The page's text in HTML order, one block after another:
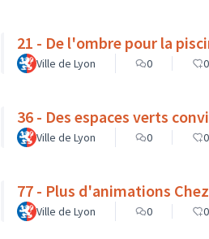
21 - De l'ombre pour la
Ville de Lyon 0 0
36 - Des espaces verts
Ville de Lyon 0 0
77 - Plus d'animations
Ville de Lyon 0 0